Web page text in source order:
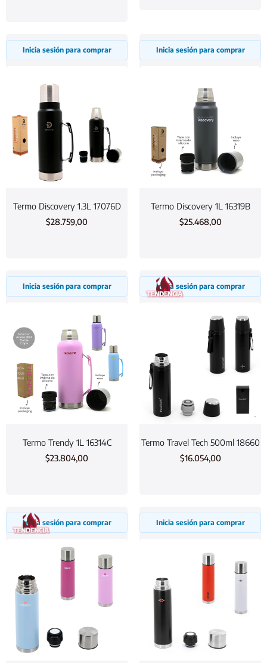
Inicia sesión para comprar
Termo Discovery 1.3L 17076D
$28.759,00
Inicia sesión para comprar
Termo Discovery 1L 16319B
$25.468,00
Inicia sesión para comprar
Termo Trendy 1L 16314C
$23.804,00
Inicia sesión para comprar
Termo Travel Tech 500ml 18660
$16.054,00
Inicia sesión para comprar Inicia sesión para comprar